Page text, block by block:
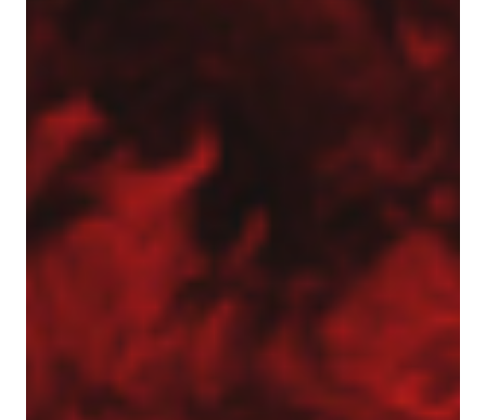
Wzmacnianie gruntu i fundamentowanie
specjalne
Kolumny DSM
Kolumny jet-grouting
Mikropale
Pale CFA – fundamentowanie bez wibracji
i hałasu
Pale przemieszczeniowe